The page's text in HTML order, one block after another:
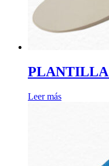
PLANTILLA
Leer más